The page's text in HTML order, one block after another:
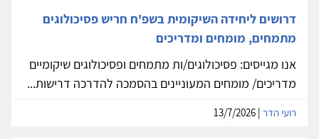
דרושים ליחידה השיקומית בשפ'ח חריש פסיכולוגים
מתמחים, מומחים ומדריכים
אנו מגייסים: פסיכולוגים/ות מתמחים ופסיכולוגים שיקומיים
מדריכים/ מומחים המעוניינים בהסמכה להדרכה דרישות...
רועי הדר